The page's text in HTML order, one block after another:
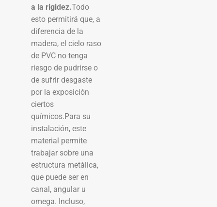
a la rigidez.Todo
esto permitirá que, a
diferencia de la
madera, el cielo raso
de PVC no tenga
riesgo de pudrirse o
de sufrir desgaste
por la exposición
ciertos
químicos.Para su
instalación, este
material permite
trabajar sobre una
estructura metálica,
que puede ser en
canal, angular u
omega. Incluso,